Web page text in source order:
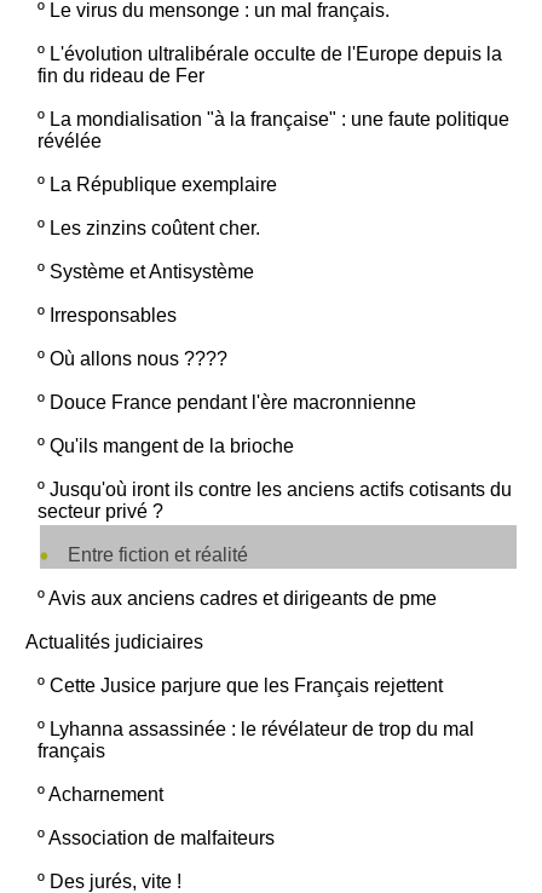
º Le virus du mensonge : un mal français.
º L'évolution ultralibérale occulte de l'Europe depuis la
fin du rideau de Fer
º La mondialisation "à la française" : une faute politique
révélée
º La République exemplaire
º Les zinzins coûtent cher.
º Système et Antisystème
º Irresponsables
º Où allons nous ????
º Douce France pendant l'ère macronnienne
º Qu'ils mangent de la brioche
º Jusqu'où iront ils contre les anciens actifs cotisants du
secteur privé ?
Entre fiction et réalité
ºAvis aux anciens cadres et dirigeants de pme
Actualités judiciaires
º Cette Jusice parjure que les Français rejettent
º Lyhanna assassinée : le révélateur de trop du mal
français
ºAcharnement
ºAssociation de malfaiteurs
º Des jurés, vite !